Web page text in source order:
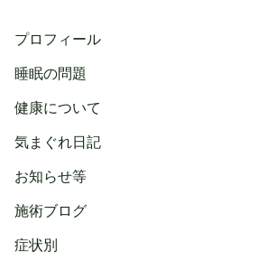
プロフィール
睡眠の問題
健康について
気まぐれ日記
お知らせ等
施術ブログ
症状別